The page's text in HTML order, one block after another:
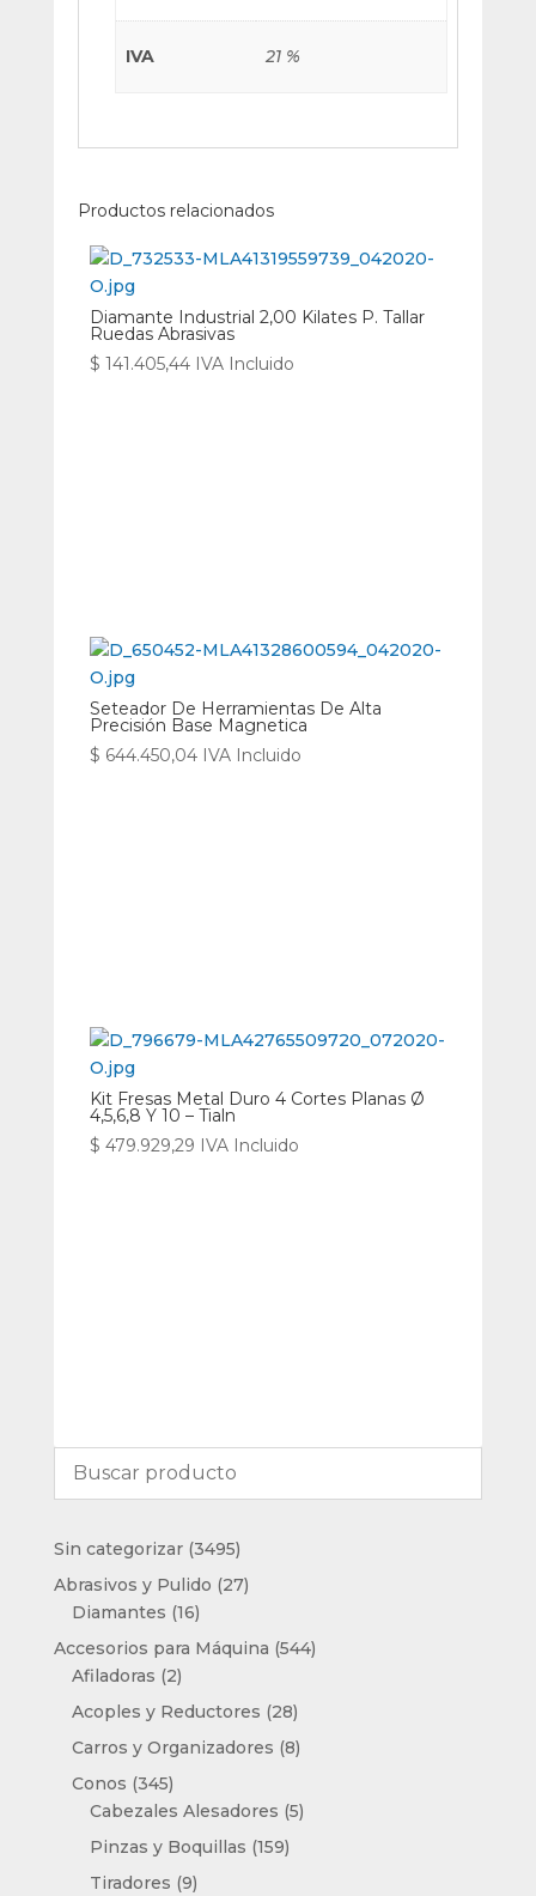
IVA 21 %
Productos relacionados
Diamante Industrial 2,00 Kilates P. Tallar
Ruedas Abrasivas
$ 141.405,44 IVA Incluido
Seteador De Herramientas De Alta
Precisión Base Magnetica
$ 644.450,04 IVA Incluido
Kit Fresas Metal Duro 4 Cortes Planas Ø
4,5,6,8 Y 10 – Tialn
$ 479.929,29 IVA Incluido
Sin categorizar 34953495
productos
Abrasivos y Pulido 2727
Diamantes 1616
productos
Accesorios para Máquina 544544
Afiladoras 22
productos
Acoples y Reductores 2828
productos
Carros y Organizadores 88
Conos 345345
productos
Cabezales Alesadores 55
Pinzas y Boquillas 159159
Tiradores 99